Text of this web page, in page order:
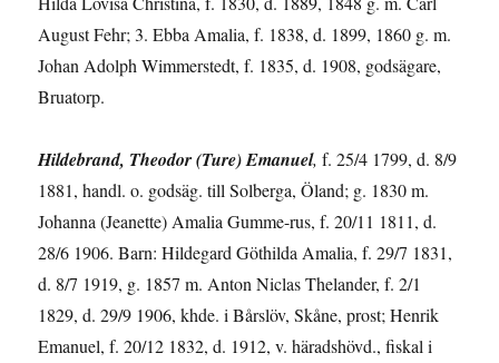
August Fehr; 3. Ebba Amalia, f. 1838, d. 1899, 1860 g. m.
Johan Adolph Wimmerstedt, f. 1835, d. 1908, godsägare,
Bruatorp.
Hildebrand, Theodor (Ture) Emanuel,f. 25/4 1799, d. 8/9
1881, handl. o. godsäg. till Solberga, Öland; g. 1830 m.
Johanna (Jeanette) Amalia Gumme-rus, f. 20/11 1811, d.
28/6 1906. Barn: Hildegard Göthilda Amalia, f. 29/7 1831,
d. 8/7 1919, g. 1857 m. Anton Niclas Thelander, f. 2/1
1829, d. 29/9 1906, khde. i Bårslöv, Skåne, prost; Henrik
Emanuel, f. 20/12 1832, d. 1912, v. häradshövd., fiskal i